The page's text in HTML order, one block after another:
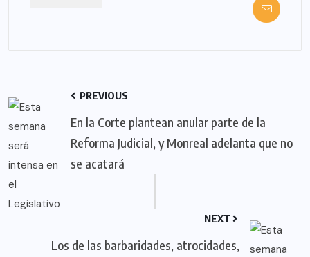
PREVIOUS
En la Corte plantean anular parte de la
Reforma Judicial, y Monreal adelanta que no
se acatará
NEXT
Los de las barbaridades, atrocidades,